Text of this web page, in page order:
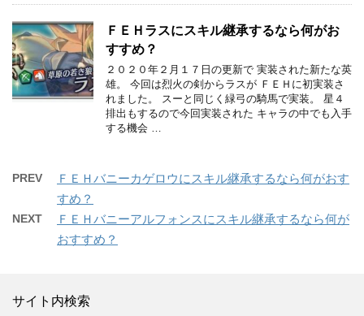
ＦＥＨラスにスキル継承するなら何がお
すすめ？
２０２０年２月１７日の更新で 実装された新たな英
雄。 今回は烈火の剣からラスが ＦＥＨに初実装さ
れました。 スーと同じく緑弓の騎馬で実装。 星４
排出もするので今回実装された キャラの中でも入手
する機会 …
PREV
ＦＥＨバニーカゲロウにスキル継承するなら何がおす
すめ？
NEXT
ＦＥＨバニーアルフォンスにスキル継承するなら何が
おすすめ？
サイト内検索